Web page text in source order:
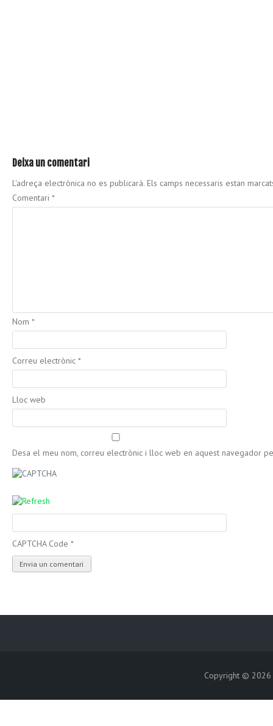
Deixa un comentari
L'adreça electrònica no es publicarà. Els camps necessaris estan
Comentari *
Nom *
Correu electrònic *
Lloc web
Desa el meu nom, correu electrònic i lloc web en aquest navegador
CAPTCHA Code *
Copyright © 2026